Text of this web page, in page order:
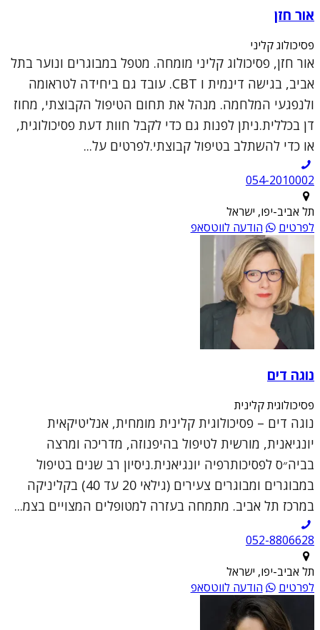
אור חזן
פסיכולוג קליני
אור חזן, פסיכולוג קליני מומחה. מטפל במבוגרים ונוער בתל
אביב, בגישה דינמית ו CBT. עובד גם ביחידה לטראומה
ולנפגעי המלחמה. מנהל את תחום הטיפול הקבוצתי, מחוז
דן בכללית.ניתן לפנות גם כדי לקבל חוות דעת פסיכולוגית,
או כדי להשתלב בטיפול קבוצתי.לפרטים על...
054-2010002
תל אביב-יפו, ישראל
לפרטים
הודעה לווטסאפ
נוגה דים
פסיכולוגית קלינית
נוגה דים – פסיכולוגית קלינית מומחית, אנליטיקאית
יונגיאנית, מורשית לטיפול בהיפנוזה, מדריכה ומרצה
בביה״ס לפסיכותרפיה יונגיאנית.ניסיון רב שנים בטיפול
במבוגרים ומבוגרים צעירים (גילאי 20 עד 40) בקליניקה
במרכז תל אביב. מתמחה בעזרה למטופלים המצויים בצמ...
052-8806628
תל אביב-יפו, ישראל
לפרטים
הודעה לווטסאפ